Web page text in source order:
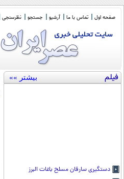
صفحه اول تماس با ما آرشیو جستجو نظرسنجی
فیلم بیشتر »»
دستگیری سارقان مسلح باغات البرز